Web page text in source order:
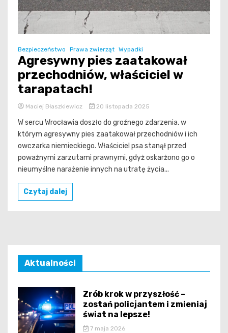
Bezpieczeństwo Prawa zwierząt Wypadki
Agresywny pies zaatakował
przechodniów, właściciel w
tarapatach!
Maciej Błaszkiewicz 20 listopada 2025
W sercu Wrocławia doszło do groźnego zdarzenia, w
którym agresywny pies zaatakował przechodniów i ich
owczarka niemieckiego. Właściciel psa stanął przed
poważnymi zarzutami prawnymi, gdyż oskarżono go o
nieumyślne narażenie innych na utratę życia...
Czytaj dalej
Aktualności
Zrób krok w przyszłość –
zostań policjantem i zmieniaj
świat na lepsze!
7 maja 2026